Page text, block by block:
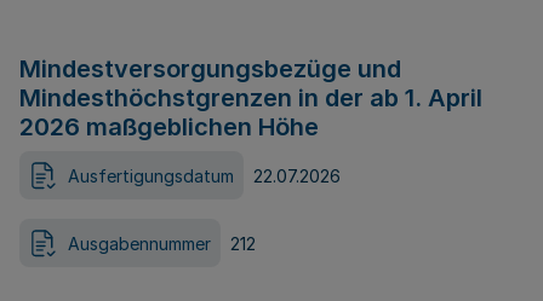
Mindestversorgungsbezüge und
Mindesthöchstgrenzen in der ab 1. April
2026 maßgeblichen Höhe
Ausfertigungsdatum 22.07.2026
Ausgabennummer 212